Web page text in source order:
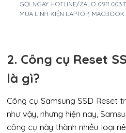
GỌI NGAY HOTLINE/ZALO
MUA LINH KIỆN LAPTOP, MACBOOK
2. Công cụ Reset
là gì?
Công cụ Samsung SSD Reset
như vậy, nhưng hiện nay,
công cụ này thành nhiều loại